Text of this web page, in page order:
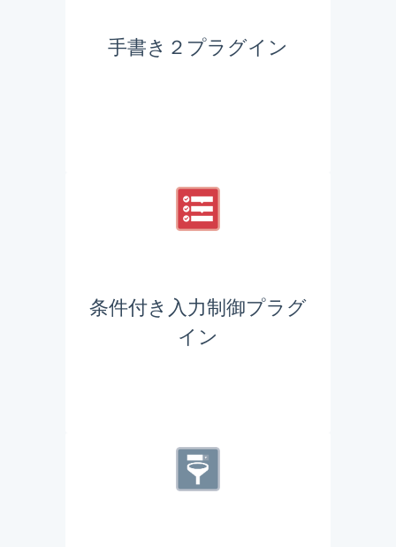
手書き２プラグイン
条件付き入力制御プラグ
イン